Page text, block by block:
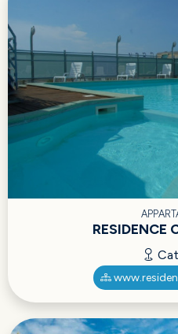
RESIDENCE